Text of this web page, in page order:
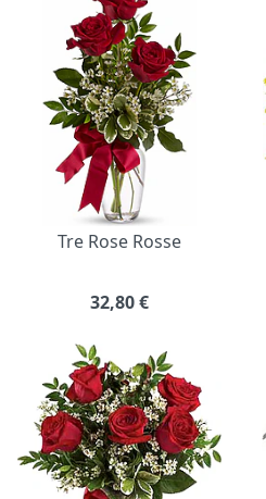
Bouquet di fiori
Tre Rose Rosse
32,80€